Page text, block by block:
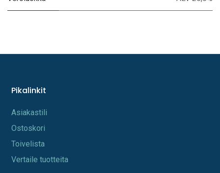
Pikalinkit
A​s​iakastili
Os​toskori
Toi​velista
Vertaile tuotteita